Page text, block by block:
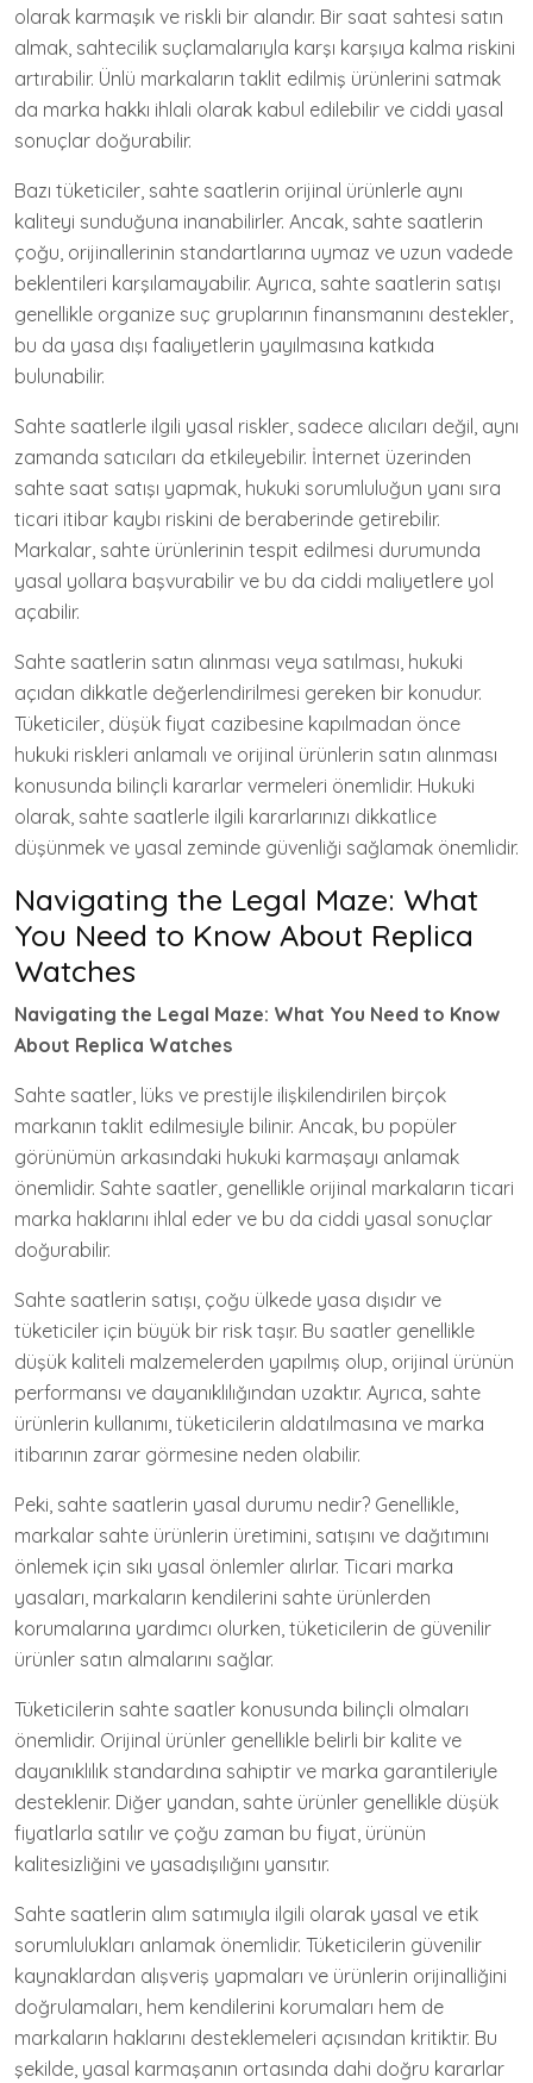
olarak karmaşık ve riskli bir alandır. Bir saat sahtesi satın
almak, sahtecilik suçlamalarıyla karşı karşıya kalma riskini
artırabilir. Ünlü markaların taklit edilmiş ürünlerini satmak
da marka hakkı ihlali olarak kabul edilebilir ve ciddi yasal
sonuçlar doğurabilir.
Bazı tüketiciler, sahte saatlerin orijinal ürünlerle aynı
kaliteyi sunduğuna inanabilirler. Ancak, sahte saatlerin
çoğu, orijinallerinin standartlarına uymaz ve uzun vadede
beklentileri karşılamayabilir. Ayrıca, sahte saatlerin satışı
genellikle organize suç gruplarının finansmanını destekler,
bu da yasa dışı faaliyetlerin yayılmasına katkıda
bulunabilir.
Sahte saatlerle ilgili yasal riskler, sadece alıcıları değil, aynı
zamanda satıcıları da etkileyebilir. İnternet üzerinden
sahte saat satışı yapmak, hukuki sorumluluğun yanı sıra
ticari itibar kaybı riskini de beraberinde getirebilir.
Markalar, sahte ürünlerinin tespit edilmesi durumunda
yasal yollara başvurabilir ve bu da ciddi maliyetlere yol
açabilir.
Sahte saatlerin satın alınması veya satılması, hukuki
açıdan dikkatle değerlendirilmesi gereken bir konudur.
Tüketiciler, düşük fiyat cazibesine kapılmadan önce
hukuki riskleri anlamalı ve orijinal ürünlerin satın alınması
konusunda bilinçli kararlar vermeleri önemlidir. Hukuki
olarak, sahte saatlerle ilgili kararlarınızı dikkatlice
düşünmek ve yasal zeminde güvenliği sağlamak önemlidir.
Navigating the Legal Maze: What
You Need to Know About Replica
Watches
Navigating the Legal Maze: What You Need to Know
About Replica Watches
Sahte saatler, lüks ve prestijle ilişkilendirilen birçok
markanın taklit edilmesiyle bilinir. Ancak, bu popüler
görünümün arkasındaki hukuki karmaşayı anlamak
önemlidir. Sahte saatler, genellikle orijinal markaların ticari
marka haklarını ihlal eder ve bu da ciddi yasal sonuçlar
doğurabilir.
Sahte saatlerin satışı, çoğu ülkede yasa dışıdır ve
tüketiciler için büyük bir risk taşır. Bu saatler genellikle
düşük kaliteli malzemelerden yapılmış olup, orijinal ürünün
performansı ve dayanıklılığından uzaktır. Ayrıca, sahte
ürünlerin kullanımı, tüketicilerin aldatılmasına ve marka
itibarının zarar görmesine neden olabilir.
Peki, sahte saatlerin yasal durumu nedir? Genellikle,
markalar sahte ürünlerin üretimini, satışını ve dağıtımını
önlemek için sıkı yasal önlemler alırlar. Ticari marka
yasaları, markaların kendilerini sahte ürünlerden
korumalarına yardımcı olurken, tüketicilerin de güvenilir
ürünler satın almalarını sağlar.
Tüketicilerin sahte saatler konusunda bilinçli olmaları
önemlidir. Orijinal ürünler genellikle belirli bir kalite ve
dayanıklılık standardına sahiptir ve marka garantileriyle
desteklenir. Diğer yandan, sahte ürünler genellikle düşük
fiyatlarla satılır ve çoğu zaman bu fiyat, ürünün
kalitesizliğini ve yasadışılığını yansıtır.
Sahte saatlerin alım satımıyla ilgili olarak yasal ve etik
sorumlulukları anlamak önemlidir. Tüketicilerin güvenilir
kaynaklardan alışveriş yapmaları ve ürünlerin orijinalliğini
doğrulamaları, hem kendilerini korumaları hem de
markaların haklarını desteklemeleri açısından kritiktir. Bu
şekilde, yasal karmaşanın ortasında dahi doğru kararlar